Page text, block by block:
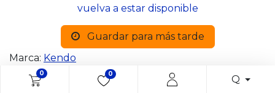
0 0 Q
vuelva a estar disponible
Guardar para más tarde
Marca: Kendo